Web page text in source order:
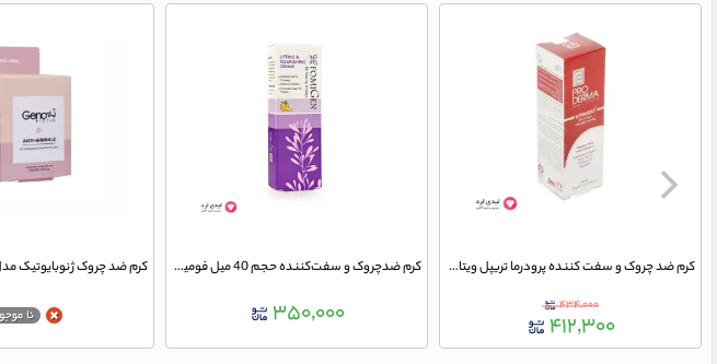
کرم ضد چروک و سفت کننده پرودرما تریپل ویتامین سی مدل Lifiting & Firming
۴۳۴,۰۰۰
۴۱۲,۳۰۰
کرم ضد‌چروک و سفت‌کننده حجم 40 میل فومیژن
۳۵۰,۰۰۰